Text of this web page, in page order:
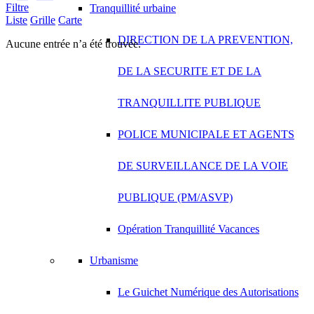
Tranquillité urbaine
DIRECTION DE LA PREVENTION,
DE LA SECURITE ET DE LA
TRANQUILLITE PUBLIQUE
POLICE MUNICIPALE ET AGENTS
DE SURVEILLANCE DE LA VOIE
PUBLIQUE (PM/ASVP)
Opération Tranquillité Vacances
Urbanisme
Le Guichet Numérique des Autorisations
Filtre
Liste Grille Carte
Aucune entrée n’a été trouvée.